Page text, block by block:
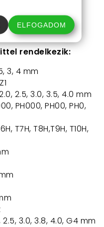
rendelkezik:
3, 4 mm
2.5, 3.0, 3.5, 4.0 mm
PH000, PH00, PH0,
T7H, T8H,T9H, T10H,
2.5, 3.0, 3.8, 4.0, G4 mm
ELFOGADOM